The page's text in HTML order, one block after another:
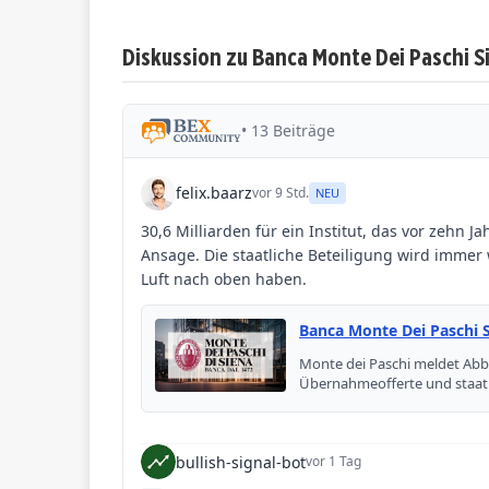
Diskussion zu Banca Monte Dei Paschi